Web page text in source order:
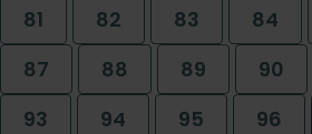
81
82 83 84
87
88 89 90
93
94 95 96